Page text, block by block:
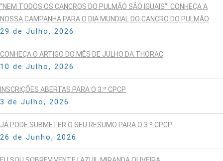
“NEM TODOS OS CANCROS DO PULMÃO SÃO IGUAIS”: CONHEÇA A
NOSSA CAMPANHA PARA O DIA MUNDIAL DO CANCRO DO PULMÃO
29 de Julho, 2026
CONHEÇA O ARTIGO DO MÊS DE JULHO DA THORAC
10 de Julho, 2026
INSCRIÇÕES ABERTAS PARA O 3.º CPCP
3 de Julho, 2026
JÁ PODE SUBMETER O SEU RESUMO PARA O 3.º CPCP
26 de Junho, 2026